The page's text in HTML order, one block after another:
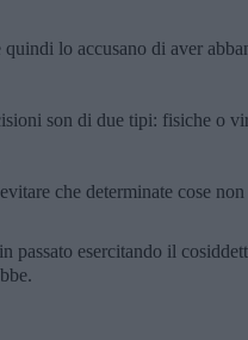
lo accusano di aver
son di due tipi: fisiche o
che determinate cose
passato esercitando il